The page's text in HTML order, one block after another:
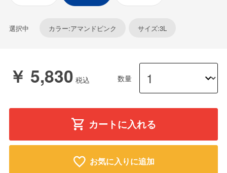
選択中 カラー:アマンドピンク サイズ:3L
￥ 5,830 数量
カートに入れる
お気に入りに追加